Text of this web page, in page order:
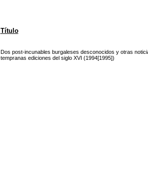
Título
Dos post-incunables burgaleses desconocidos y otras
tempranas ediciones del siglo XVI (1994[1995])